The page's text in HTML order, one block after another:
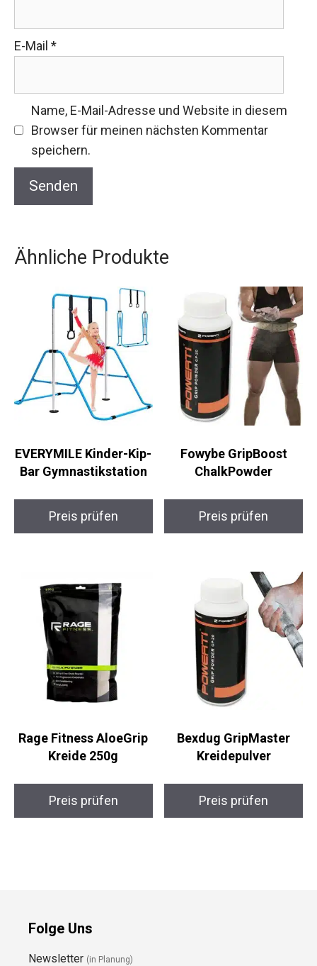
E-Mail *
Name, E-Mail-Adresse und Website in diesem
Browser für meinen nächsten Kommentar
speichern.
Ähnliche Produkte
EVERYMILE Kinder-Kip-
Bar Gymnastikstation
Preis prüfen
Fowybe GripBoost
ChalkPowder
Preis prüfen
Rage Fitness AloeGrip
Kreide 250g
Preis prüfen
Bexdug GripMaster
Kreidepulver
Preis prüfen
Folge Uns
Newsletter (in Planung)